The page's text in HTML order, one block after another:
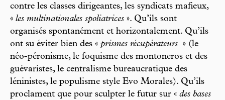
contre les classes dirigeantes, les syndicats mafieux,
« les multinationales spoliatrices ». Qu’ils sont
organisés spontanément et horizontalement. Qu’ils
ont su éviter bien des « prismes récupérateurs » (le
néo-péronisme, le foquisme des montoneros et des
guévaristes, le centralisme bureaucratique des
léninistes, le populisme style Evo Morales). Qu’ils
proclament que pour sculpter le futur sur « des bases